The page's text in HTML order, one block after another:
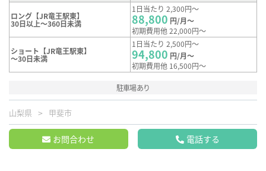
ロング【JR竜王駅東】
30日以上～360日未満
1日当たり 2,300円～
88,800 円/月～
初期費用他 22,000円～
ショート【JR竜王駅東】
～30日未満
1日当たり 2,500円～
94,800 円/月～
初期費用他 16,500円～
駐車場あり
山梨県 甲斐市
お問合わせ 電話する